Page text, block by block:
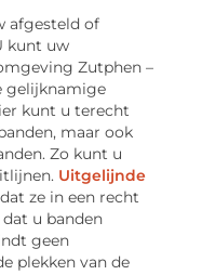
afgesteld of
kunt uw
Zutphen –
gelijknamige
kunt u terecht
maar ook
Zo kunt u
Uitgelijnde
ze in een recht
u banden
geen
plekken van de